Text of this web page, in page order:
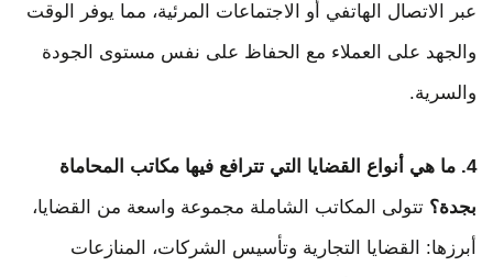
عبر الاتصال الهاتفي أو الاجتماعات المرئية، مما يوفر الوقت
والجهد على العملاء مع الحفاظ على نفس مستوى الجودة
والسرية.
4. ما هي أنواع القضايا التي تترافع فيها مكاتب المحاماة
بجدة؟ تتولى المكاتب الشاملة مجموعة واسعة من القضايا،
أبرزها: القضايا التجارية وتأسيس الشركات، المنازعات